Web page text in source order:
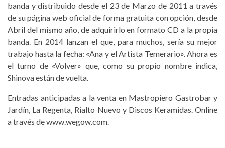
banda y distribuido desde el 23 de Marzo de 2011 a través
de su página web oficial de forma gratuita con opción, desde
Abril del mismo año, de adquirirlo en formato CD a la propia
banda. En 2014 lanzan el que, para muchos, sería su mejor
trabajo hasta la fecha: «Ana y el Artista Temerario». Ahora es
el turno de «Volver» que, como su propio nombre indica,
Shinova están de vuelta.
Entradas anticipadas a la venta en Mastropiero Gastrobar y
Jardín, La Regenta, Rialto Nuevo y Discos Keramidas. Online
a través de www.wegow.com.